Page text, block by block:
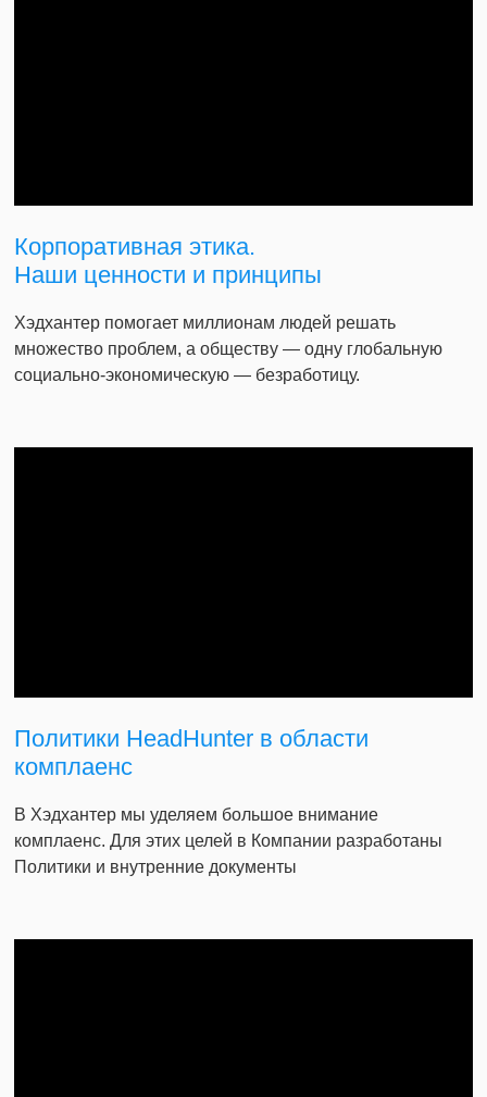
Корпоративная этика.
Наши ценности и принципы
Хэдхантер помогает миллионам людей решать
множество проблем, а обществу — одну глобальную
социально-экономическую — безработицу.
Политики HeadHunter в области
комплаенс
В Хэдхантер мы уделяем большое внимание
комплаенс. Для этих целей в Компании разработаны
Политики и внутренние документы